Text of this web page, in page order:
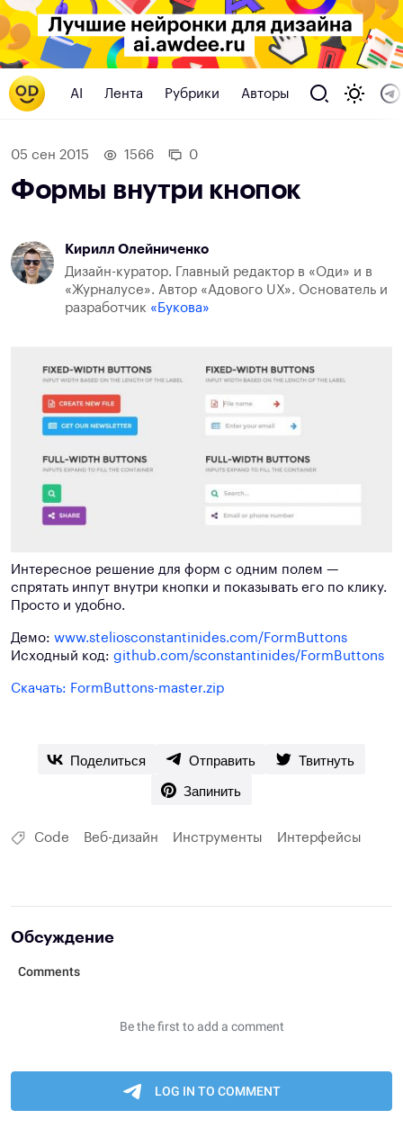
AI Лента Рубрики Авторы
05 сен 2015 1566 0
Формы внутри кнопок
Кирилл Олейниченко
Дизайн-куратор. Главный редактор в «Оди» и в
«Журналусе». Автор «Адового UX». Основатель и
разработчик «Букова»
Интересное решение для форм с одним полем —
спрятать инпут внутри кнопки и показывать его по клику.
Просто и удобно.
Демо: www.steliosconstantinides.com/FormButtons
Исходный код: github.com/sconstantinides/FormButtons
Скачать: FormButtons-master.zip
Поделиться Отправить
Твитнуть
Запинить
Code Веб-дизайн Инструменты Интерфейсы
Обсуждение